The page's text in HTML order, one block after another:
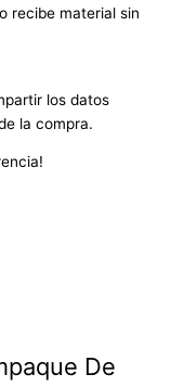
recibe material sin
los datos
la compra.
De